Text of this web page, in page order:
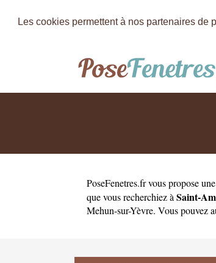
Les cookies permettent à nos partenaires
PoseFenetres.frvous propose
que vous recherchiez à Saint-
Mehun-sur-Yèvre. Vous pouvez